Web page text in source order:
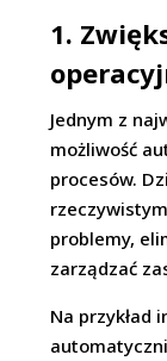
1.
Jednym z
możliwość
procesów.
problemy,
zarządzać
Na przykład